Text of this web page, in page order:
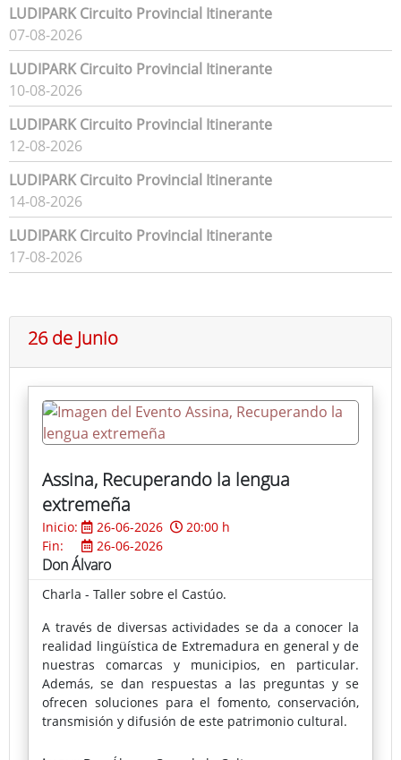
LUDIPARK Circuito Provincial Itinerante
07-08-2026
LUDIPARK Circuito Provincial Itinerante
10-08-2026
LUDIPARK Circuito Provincial Itinerante
12-08-2026
LUDIPARK Circuito Provincial Itinerante
14-08-2026
LUDIPARK Circuito Provincial Itinerante
17-08-2026
26 de Junio
Assina, Recuperando la lengua
extremeña
Inicio: 26-06-2026
20:00 h
Fin:
26-06-2026
Don Álvaro
Charla - Taller sobre el Castúo.
A través de diversas actividades se da a conocer la
realidad lingüística de Extremadura en general y de
nuestras comarcas y municipios, en particular.
Además, se dan respuestas a las preguntas y se
ofrecen soluciones para el fomento, conservación,
transmisión y difusión de este patrimonio cultural.